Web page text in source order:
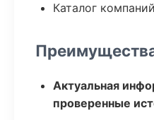
Каталог
Актуальная
проверенные